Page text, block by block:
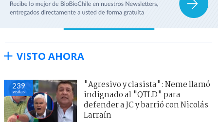
VISTO AHORA
239
visitas
"Agresivo y clasista": Neme llamó
indignado al "QTLD" para
defender a JC y barrió con Nicolás
Larraín